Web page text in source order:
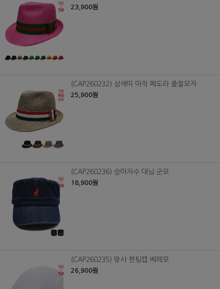
23,900원
(CAP260232) 삼색띠 마직 페도라 중절모자
25,900원
(CAP260236) 승마자수 대님 군모
18,900원
(CAP260235) 망사 헌팅캡 베레모
26,900원